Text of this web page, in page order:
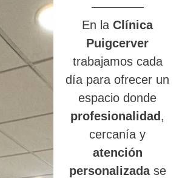
En laClínica
Puigcerver
trabajamos cada
día para ofrecer un
espacio donde
profesionalidad ,
cercanía y
atención
personalizadase